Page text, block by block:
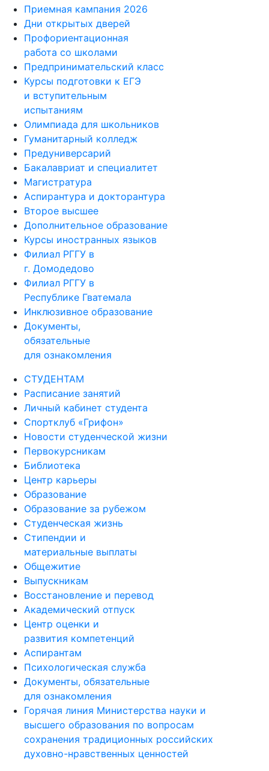
Приемная кампания 2026
Дни открытых дверей
Профориентационная
работа со школами
Предпринимательский класс
Курсы подготовки к ЕГЭ
и вступительным
испытаниям
Олимпиада для школьников
Гуманитарный колледж
Предуниверсарий
Бакалавриат и специалитет
Магистратура
Аспирантура и докторантура
Второе высшее
Дополнительное образование
Курсы иностранных языков
Филиал РГГУ в
г. Домодедово
Филиал РГГУ в
Республике Гватемала
Инклюзивное образование
Документы,
обязательные
для ознакомления
СТУДЕНТАМ
Расписание занятий
Личный кабинет студента
Спортклуб «Грифон»
Новости студенческой жизни
Первокурсникам
Библиотека
Центр карьеры
Образование
Образование за рубежом
Студенческая жизнь
Стипендии и
материальные выплаты
Общежитие
Выпускникам
Восстановление и перевод
Академический отпуск
Центр оценки и
развития компетенций
Аспирантам
Психологическая служба
Документы, обязательные
для ознакомления
Горячая линия Министерства науки и
высшего образования по вопросам
сохранения традиционных российских
духовно-нравственных ценностей